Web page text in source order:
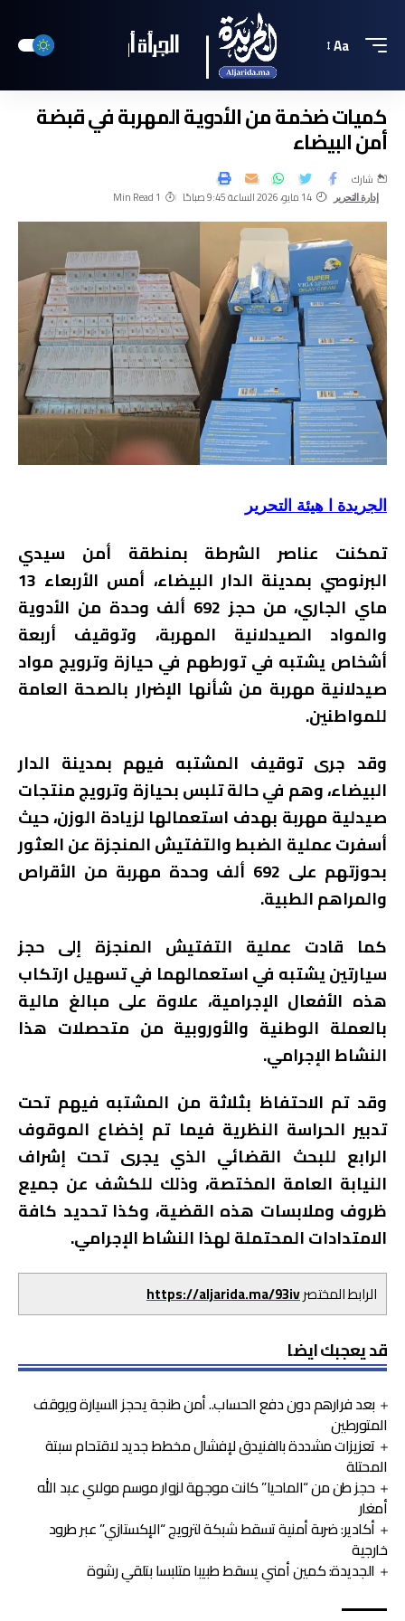
Aa
كميات ضخمة من الأدوية المهربة في قبضة
أمن البيضاء
إدارة التحرير 14 مايو، 2026 الساعة 9:45 صباحًا 1 Min Read
شارك
الجريدة ا هيئة التحرير
تمكنت عناصر الشرطة بمنطقة أمن سيدي
البرنوصي بمدينة الدار البيضاء، أمس الأربعاء 13
ماي الجاري، من حجز 692 ألف وحدة من الأدوية
والمواد الصيدلانية المهربة، وتوقيف أربعة
أشخاص يشتبه في تورطهم في حيازة وترويج مواد
صيدلانية مهربة من شأنها الإضرار بالصحة العامة
للمواطنين.
وقد جرى توقيف المشتبه فيهم بمدينة الدار
البيضاء، وهم في حالة تلبس بحيازة وترويج منتجات
صيدلية مهربة بهدف استعمالها لزيادة الوزن، حيث
أسفرت عملية الضبط والتفتيش المنجزة عن العثور
بحوزتهم على 692 ألف وحدة مهربة من الأقراص
والمراهم الطبية.
كما قادت عملية التفتيش المنجزة إلى حجز
سيارتين يشتبه في استعمالهما في تسهيل ارتكاب
هذه الأفعال الإجرامية، علاوة على مبالغ مالية
بالعملة الوطنية والأوروبية من متحصلات هذا
النشاط الإجرامي.
وقد تم الاحتفاظ بثلاثة من المشتبه فيهم تحت
تدبير الحراسة النظرية فيما تم إخضاع الموقوف
الرابع للبحث القضائي الذي يجرى تحت إشراف
النيابة العامة المختصة، وذلك للكشف عن جميع
ظروف وملابسات هذه القضية، وكذا تحديد كافة
الامتدادات المحتملة لهذا النشاط الإجرامي.
الرابط المختصرhttps://aljarida.ma/93iv
قد يعجبك ايضا
بعد فرارهم دون دفع الحساب.. أمن طنجة يحجز السيارة ويوقف
المتورطين
تعزيزات مشددة بالفنيدق لإفشال مخطط جديد لاقتحام سبتة
المحتلة
حجز طن من “الماحيا” كانت موجهة لزوار موسم مولاي عبد الله
أمغار
أكادير: ضربة أمنية تسقط شبكة لترويج “الإكستازي” عبر طرود
خارجية
الجديدة: كمين أمني يسقط طبيبا متلبسا بتلقي رشوة